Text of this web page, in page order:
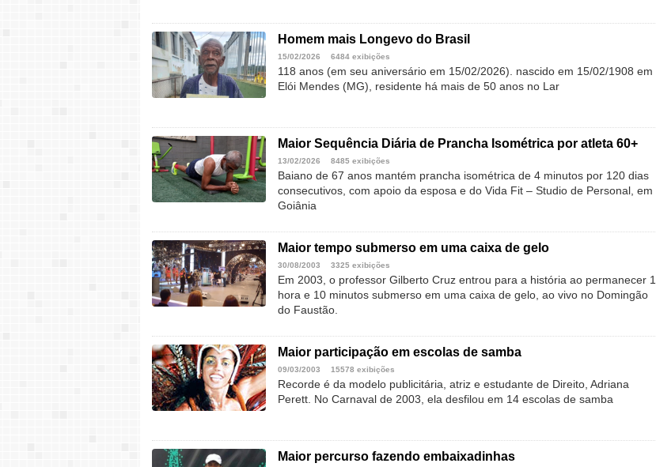
Homem mais Longevo do Brasil
15/02/2026 6484 exibições
118 anos (em seu aniversário em 15/02/2026). nascido em 15/02/1908 em
Elói Mendes (MG), residente há mais de 50 anos no Lar
Maior Sequência Diária de Prancha Isométrica por atleta 60+
13/02/2026 8485 exibições
Baiano de 67 anos mantém prancha isométrica de 4 minutos por 120 dias
consecutivos, com apoio da esposa e do Vida Fit – Studio de Personal, em
Goiânia
Maior tempo submerso em uma caixa de gelo
30/08/2003 3325 exibições
Em 2003, o professor Gilberto Cruz entrou para a história ao permanecer 1
hora e 10 minutos submerso em uma caixa de gelo, ao vivo no Domingão
do Faustão.
Maior participação em escolas de samba
09/03/2003 15578 exibições
Recorde é da modelo publicitária, atriz e estudante de Direito, Adriana
Perett. No Carnaval de 2003, ela desfilou em 14 escolas de samba
Maior percurso fazendo embaixadinhas